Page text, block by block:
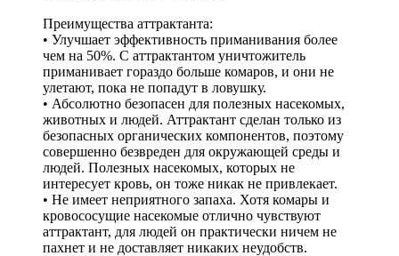
Преимущества аттрактанта:
• Улучшает эффективность приманивания более
чем на 50%. С аттрактантом уничтожитель
приманивает гораздо больше комаров, и они не
улетают, пока не попадут в ловушку.
• Абсолютно безопасен для полезных насекомых,
животных и людей. Аттрактант сделан только из
безопасных органических компонентов, поэтому
совершенно безвреден для окружающей среды и
людей. Полезных насекомых, которых не
интересует кровь, он тоже никак не привлекает.
• Не имеет неприятного запаха. Хотя комары и
кровососущие насекомые отлично чувствуют
аттрактант, для людей он практически ничем не
пахнет и не доставляет никаких неудобств.